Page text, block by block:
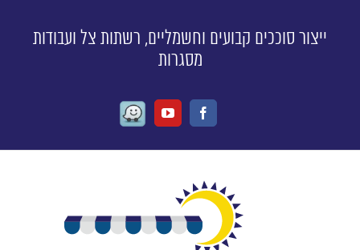
ייצור סוככים קבועים וחשמליים, רשתות צל ועבודות
מסגרות
Facebook
Youtube
Waze